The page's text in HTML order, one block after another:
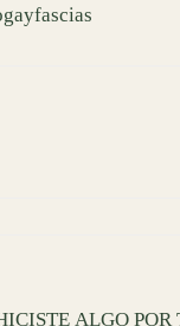
ALGO POR